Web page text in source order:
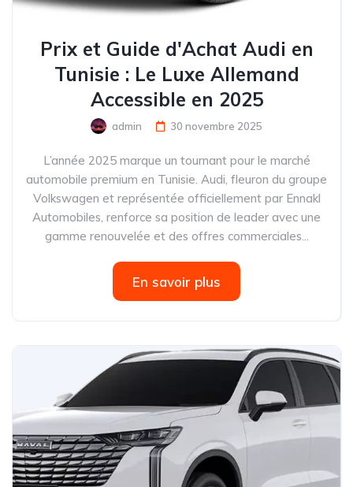
Prix et Guide d'Achat Audi en
Tunisie : Le Luxe Allemand
Accessible en 2025
admin 30 novembre 2025
L’année 2025 marque un tournant pour le marché
automobile premium en Tunisie. Audi, fleuron du groupe
Volkswagen et représentée officiellement par Ennakl
Automobiles, renforce sa position de leader avec une
gamme renouvelée et des offres commerciales...
En savoir plus